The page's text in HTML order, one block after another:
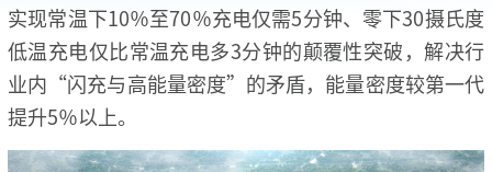
实现常温下10％至70％充电仅需5分钟、零下30摄氏度
低温充电仅比常温充电多3分钟的颠覆性突破，解决行
业内“闪充与高能量密度”的矛盾，能量密度较第一代
提升5％以上。